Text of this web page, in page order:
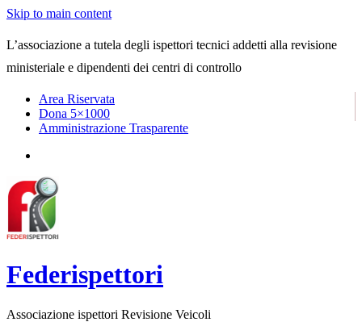
Skip to main content
L’associazione a tutela degli ispettori tecnici addetti alla revisione
ministeriale e dipendenti dei centri di controllo
Area Riservata
Dona 5×1000
Amministrazione Trasparente
Federispettori
Associazione ispettori Revisione Veicoli